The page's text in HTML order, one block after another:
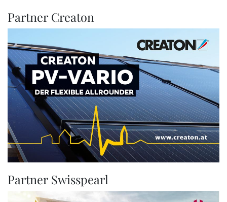
Partner Creaton
Partner Swisspearl